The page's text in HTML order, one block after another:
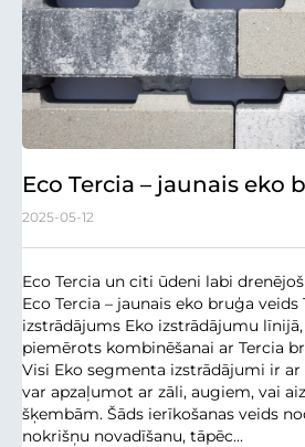
Eco Tercia – jaunais eko
2025-05-12
Eco Tercia un citi ūdeni labi
Eco Tercia – jaunais eko bruģa veids
izstrādājums Eko izstrādājumu
piemērots kombinēšanai ar Tercia
Visi Eko segmenta izstrādājumi ir ar
var apzaļumot ar zāli, augiem, vai
šķembām. Šāds ierīkošanas veids
nokrišņu novadīšanu, tāpēc...